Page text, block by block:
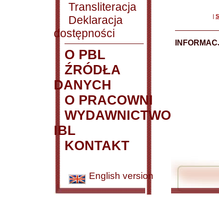
Transliteracja
Deklaracja
dostępności
O PBL
ŹRÓDŁA
DANYCH
O PRACOWNI
WYDAWNICTWO
IBL
KONTAKT
English version
|